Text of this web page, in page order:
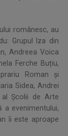
românesc, au
Grupul Iza din
Andreea Voica
Ferche Buțiu,
Roman și
Sidea, Andrei
al Școlii de Arte
a evenimentului,
îi este aproape